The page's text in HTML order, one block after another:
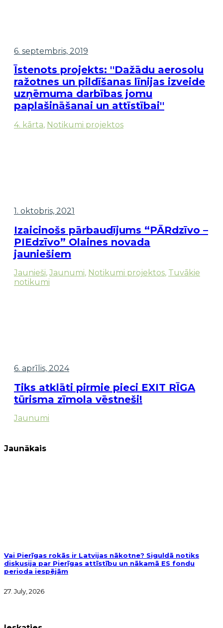
6. septembris, 2019
Īstenots projekts: ''Dažādu aerosolu
ražotnes un pildīšanas līnijas izveide
uzņēmuma darbības jomu
paplašināšanai un attīstībai''
4. kārta, Notikumi projektos
1. oktobris, 2021
Izaicinošs pārbaudījums “PĀRdzīvo –
PIEdzīvo” Olaines novada
jauniešiem
Jaunieši, Jaunumi, Notikumi projektos, Tuvākie
notikumi
6. aprīlis, 2024
Tiks atklāti pirmie pieci EXIT RĪGA
tūrisma zīmola vēstneši!
Jaunumi
Jaunākais
Vai Pierīgas rokās ir Latvijas nākotne? Siguldā notiks
diskusija par Pierīgas attīstību un nākamā ES fondu
perioda iespējām
27. July, 2026